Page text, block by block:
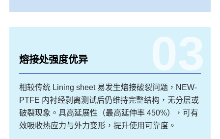
03
熔接处强度优异
相较传统 Lining sheet 易发生熔接破裂问题，NEW-
PTFE 内衬经剥离测试后仍维持完整结构，无分层或
破裂现象。具高延展性（最高延伸率 450%），可有
效吸收热应力与外力变形，提升使用可靠度。